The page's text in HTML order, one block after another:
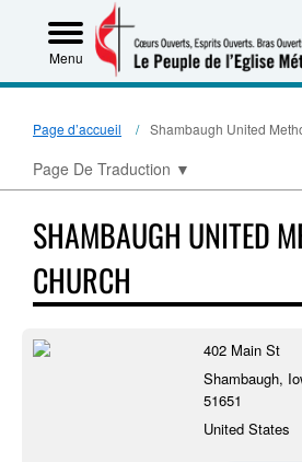
Menu
Page d’accueil Shambaugh United
Page De Traduction ▼
SHAMBAUGH UNITED
CHURCH
402 Main St
Shambaugh,
51651
United States